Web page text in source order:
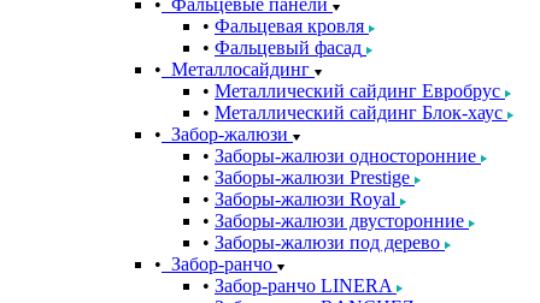
Фальцевые панели
Фальцевая кровля
Фальцевый фасад
Металлосайдинг
Металлический сайдинг Евробрус
Металлический сайдинг Блок-хаус
Забор-жалюзи
Заборы-жалюзи односторонние
Заборы-жалюзи Prestige
Заборы-жалюзи Royal
Заборы-жалюзи двусторонние
Заборы-жалюзи под дерево
Забор-ранчо
Забор-ранчо LINERA